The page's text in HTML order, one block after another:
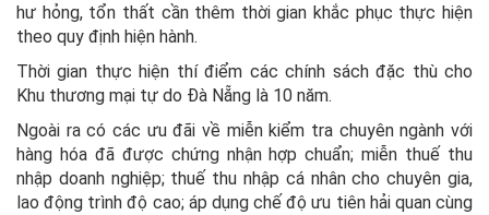
hư hỏng, tổn thất cần thêm thời gian khắc phục thực hiện
theo quy định hiện hành.
Thời gian thực hiện thí điểm các chính sách đặc thù cho
Khu thương mại tự do Đà Nẵng là 10 năm.
Ngoài ra có các ưu đãi về miễn kiểm tra chuyên ngành với
hàng hóa đã được chứng nhận hợp chuẩn; miễn thuế thu
nhập doanh nghiệp; thuế thu nhập cá nhân cho chuyên gia,
lao động trình độ cao; áp dụng chế độ ưu tiên hải quan cùng